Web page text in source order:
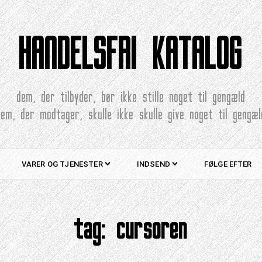
HANDELSFRI KATALOG
dem, der tilbyder, bør ikke stille noget til gengæld
der modtager, skulle ikke skulle give noget til
VARER OG TJENESTER INDSEND FØLGE EFTER
tag:cursoren